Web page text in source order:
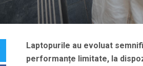
Laptopurile au evoluat
performanțe limitate, la